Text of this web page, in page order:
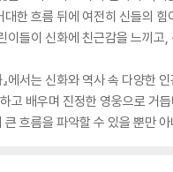
한 흐름 뒤에 여전히 신들의
들이 신화에 친근감을 느끼
에서는 신화와 역사 속 다양
고 배우며 진정한 영웅으로 거
흐름을 파악할 수 있을 뿐만